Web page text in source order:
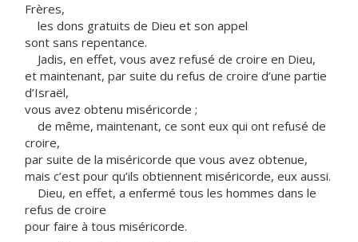
Frères,
les dons gratuits de Dieu et son appel
sont sans repentance.
Jadis, en effet, vous avez refusé de croire en Dieu,
et maintenant, par suite du refus de croire d’une partie
d’Israël,
vous avez obtenu miséricorde ;
de même, maintenant, ce sont eux qui ont refusé de
croire,
par suite de la miséricorde que vous avez obtenue,
mais c’est pour qu’ils obtiennent miséricorde, eux aussi.
Dieu, en effet, a enfermé tous les hommes dans le
refus de croire
pour faire à tous miséricorde.